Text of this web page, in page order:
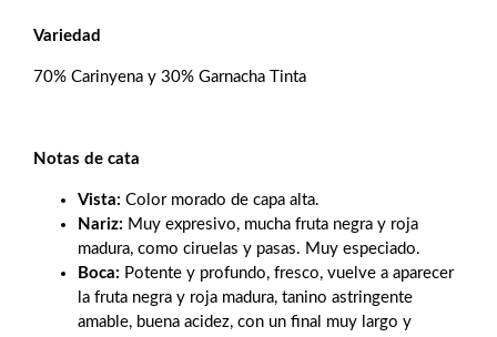
Variedad
70% Carinyena y 30% Garnacha Tinta
Notas de cata
Vista: Color morado de capa alta.
Nariz: Muy expresivo, mucha fruta negra y roja
madura, como ciruelas y pasas. Muy especiado.
Boca: Potente y profundo, fresco, vuelve a aparecer
la fruta negra y roja madura, tanino astringente
amable, buena acidez, con un final muy largo y